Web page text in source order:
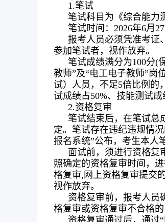
1.笔试
笔试科目为《综合能力
笔试时间：2026年6月
报考人员必须凭准考证
参加笔试者，视作放弃。
笔试成绩满分为100分(
教师”及“电工电子教师”岗
试）人员，不足5倍比例的
试成绩占50%、技能测试成
2.资格复审
笔试结束后，在笔试总
定。笔试存在违纪违规情
报名系统”公布，考生本人
面试前，须进行资格复
照确定的资格复审时间，
格复审,网上资格复审提交
视作放弃。
资格复审前，报考人员
格复审或资格复审不合格的
资格复审通过后，通过